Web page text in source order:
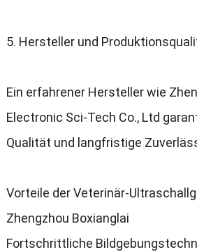
5. Hersteller und
Ein erfahrener Hersteller wie
Electronic Sci-Tech Co., Ltd
Qualität und langfristige
Vorteile der Veterinär-
Zhengzhou Boxianglai
Fortschrittliche